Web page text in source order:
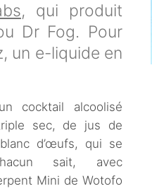
, qui produit
Dr Fog. Pour
un e-liquide en
cocktail alcoolisé
sec, de jus de
d’œufs, qui se
sait, avec
Mini de Wotofo